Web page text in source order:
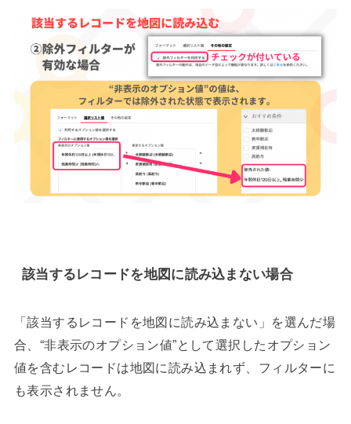
該当するレコードを地図に読み込まない場合
「該当するレコードを地図に読み込まない」を選んだ場
合、“非表示のオプション値”として選択したオプション
値を含むレコードは地図に読み込まれず、フィルターに
も表示されません。